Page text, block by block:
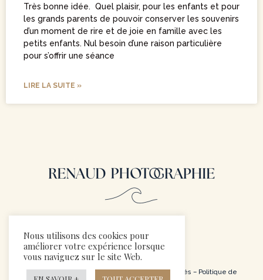
Très bonne idée. Quel plaisir, pour les enfants et pour
les grands parents de pouvoir conserver les souvenirs
d’un moment de rire et de joie en famille avec les
petits enfants. Nul besoin d’une raison particulière
pour s’offrir une séance
LIRE LA SUITE »
© 2024 Renaud Photographie – Tous droits réservés – Politique de
Nous utilisons des cookies pour
améliorer votre expérience lorsque
vous naviguez sur le site Web.